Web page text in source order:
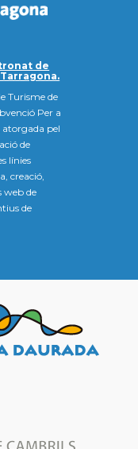
de
Turisme de
Per a
pel
de
línies
creació,
web de
de